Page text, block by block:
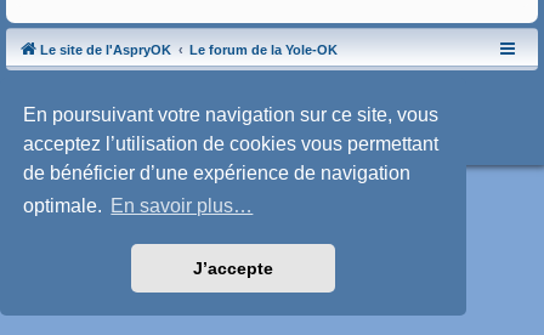
En poursuivant votre navigation sur ce site, vous
acceptez l’utilisation de cookies vous permettant
de bénéficier d’une expérience de navigation
optimale. En savoir plus…
J’accepte
Le site de l'AspryOK Le forum de la Yole-OK
Traduction française officielle
Qiaeru
Style: SoftBlue by Joyce&LunaphpBB-Style-Design
Confidentialité|Conditions